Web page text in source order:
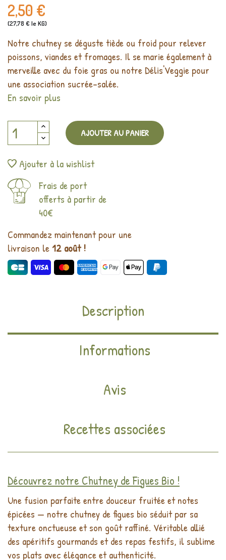
2,50 €
(27,78 € le KG)
Notre chutney se déguste tiède ou froid pour relever
poissons, viandes et fromages. Il se marie également à
merveille avec du foie gras ou notre Délis'Veggie pour
une association sucrée-salée.
En savoir plus
AJOUTER AU PANIER
Ajouter à la wishlist
Frais de port
offerts à partir de
40€
Commandez maintenant pour une
livraison le12 août !
Description
Informations
Avis
Recettes associées
Découvrez notre Chutney de Figues Bio !
Une fusion parfaite entre douceur fruitée et notes
épicées — notre chutney de figues bio séduit par sa
texture onctueuse et son goût raffiné. Véritable allié
des apéritifs gourmands et des repas festifs, il sublime
vos plats avec élégance et authenticité.